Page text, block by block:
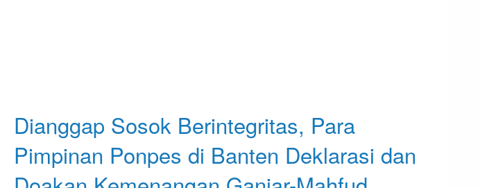
Dianggap Sosok Berintegritas, Para
Pimpinan Ponpes di Banten Deklarasi dan